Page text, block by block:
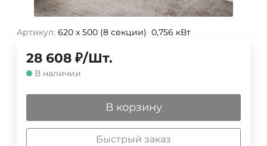
Артикул: 620 х 500 (8 секции) 0,756 кВт
28 608 ₽/Шт.
В наличии
В корзину
Быстрый заказ